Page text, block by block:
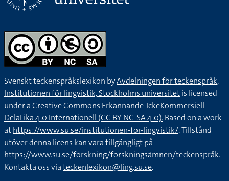
Svenskt teckenspråkslexikon byAvdelningen för teckenspråk,
Institutionen för lingvistik, Stockholms universitetis licensed
under aCreative Commons Erkännande-IckeKommersiell-
DelaLika 4.0 Internationell (CC BY-NC-SA 4.0).Based on a work
athttps://www.su.se/institutionen-for-lingvistik/. Tillstånd
utöver denna licens kan vara tillgängligt på
https://www.su.se/forskning/forskningsämnen/teckenspråk.
Kontakta oss viateckenlexikon@ling.su.se.